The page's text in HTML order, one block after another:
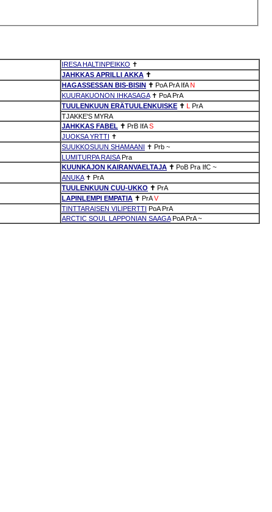
IRESA HALTINPEIKKO ✝
JAHKKAS APRILLI AKKA ✝
HAGASSESSAN BIS-BISIN ✝ PoA PrA IfA N
KUURAKUONON IHKASAGA✝ PoA PrA
TUULENKUUN ERÄTUULENKUISKE ✝ L PrA
TJAKKE'S MYRA
JAHKKAS FABEL ✝ PrB IfA S
JUOKSA YRTTI ✝
SUUKKOSUUN SHAMAANI ✝ Prb ~
LUMITURPA RAISA Pra
KUUNKAJON KAIRANVAELTAJA ✝ PoB Pra IfC ~
ANUKA✝ PrA
TUULENKUUN CUU-UKKO ✝ PrA
LAPINLEMPI EMPATIA ✝ PrA V
TINTTARAISEN VILIPERTTI PoA PrA
ARCTIC SOUL LAPPONIAN SAAGA PoA PrA ~